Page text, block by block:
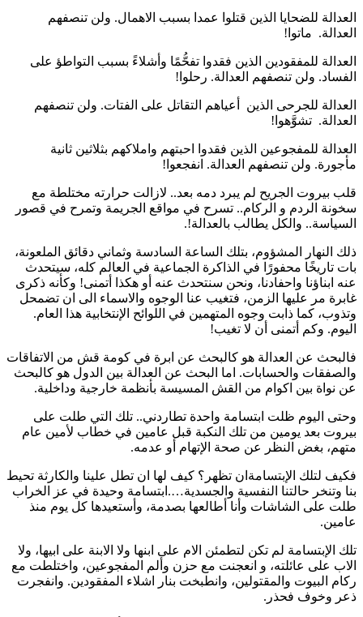
العدالة للضحايا الذين قتلوا عمدا بسبب الاهمال. ولن تنصفهم
العدالة. ماتوا!
العدالة للمفقودين الذين فقدوا تفحُّمًا وأشلاءً بسبب التواطؤ على
الفساد. ولن تنصفهم العدالة. رحلوا!
العدالة للجرحى الذين أعياهم التقاتل على الفتات. ولن تنصفهم
العدالة. تشوَّهوا!
العدالة للمفجوعين الذين فقدوا احبتهم واملاكهم بثلاثين ثانية
مأجورة. ولن تنصفهم العدالة. انفجعوا!
قلب بيروت الجريح لم يبرد دمه بعد.. لازالت حرارته مختلطة مع
سخونة الردم و الركام.. تسرح في مواقع الجريمة وتمرح في قصور
السياسة.. والكل يطالب بالعدالة!.
ذلك النهار المشؤوم، بتلك الساعة السادسة وثماني دقائق الملعونة،
بات تاريخًا محفورًا في الذاكرة الجماعية في العالم كله، سيتحدث
عنه ابناؤنا واحفادنا، ونحن سنتحدث عنه أو هكذا أتمنى! وكأنه ذكرى
غابرة مر عليها الزمن، فتغيب عنا الوجوه والاسماء الى ان تضمحل
وتذوب، كما ذابت وجوه المتهمين في اللوائح الإنتخابية هذا العام.
اليوم. وكم أتمنى أن لا تغيب!
فالبحث عن العدالة هو كالبحث عن ابرة في كومة قش من الاتفاقات
والصفقات والحسابات. اما البحث عن العدالة بين الدول هو كالبحث
عن نواة بين اكوام من القش المسيسة بأنظمة خارجية وداخلية.
وحتى اليوم ظلت ابتسامة واحدة تطاردني.. تلك التي طلت على
بيروت بعد يومين من تلك النكبة قبل عامين في خطاب لأمين عام
متهم، بغض النظر عن صحة الإتهام أو عدمه.
فكيف لتلك الإبتسامةان تظهر؟ كيف لها ان تطل علينا والكارثة تحيط
بنا وتنخر حالتنا النفسية والجسدية….ابتسامة وحيدة في عز الخراب
طلت على الشاشات وأنا أطالعها بصدمة، وأستعيدها كل يوم منذ
عامين.
تلك الإبتسامة لم تكن لتطمئن الام على ابنها ولا الابنة على ابيها، ولا
الاب على عائلته، و انعجنت مع حزن وألم المفجوعين، واختلطت مع
ركام البيوت والمقتولين، وانطبخت بنار اشلاء المفقودين. وانفجرت
ذعر وخوف فحذر.